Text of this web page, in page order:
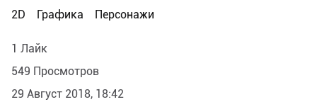
2D
Графика Персонажи
1 Лайк
549 Просмотров
29 Август 2018, 18:42